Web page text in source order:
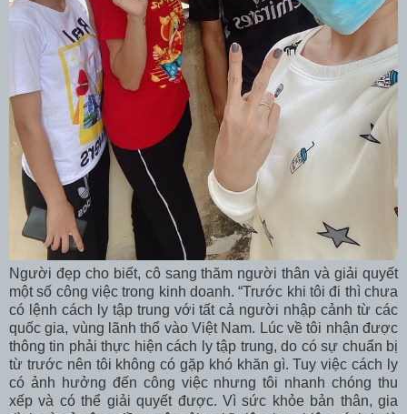
Người đẹp cho biết, cô sang thăm người thân và giải quyết
một số công việc trong kinh doanh. “Trước khi tôi đi thì chưa
có lệnh cách ly tập trung với tất cả người nhập cảnh từ các
quốc gia, vùng lãnh thổ vào Việt Nam. Lúc về tôi nhận được
thông tin phải thực hiện cách ly tập trung, do có sự chuẩn bị
từ trước nên tôi không có gặp khó khăn gì. Tuy việc cách ly
có ảnh hưởng đến công việc nhưng tôi nhanh chóng thu
xếp và có thể giải quyết được. Vì sức khỏe bản thân, gia